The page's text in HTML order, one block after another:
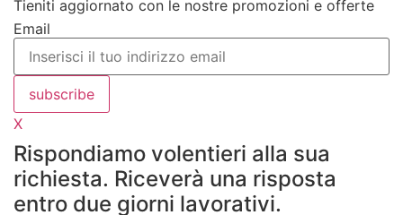
Tieniti aggiornato con le nostre promozioni e offerte
Email
subscribe
X
Rispondiamo volentieri alla sua
richiesta. Riceverà una risposta
entro due giorni lavorativi.